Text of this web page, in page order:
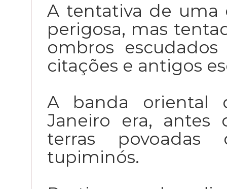
A tentativa de uma
perigosa, mas
ombros
citações e antigos
A banda oriental
Janeiro era, antes
terras
tupiminós.